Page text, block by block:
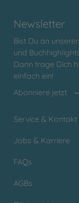
Newsletter
Bist Du an
und
Dann trage Dich
einfach ein!
Abonniere jetzt
Service & Kontakt
Jobs & Karriere
FAQs
AGBs